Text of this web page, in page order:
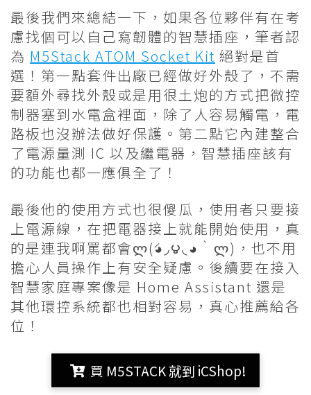
最後我們來總結一下，如果各位夥伴有在考
慮找個可以自己寫韌體的智慧插座，筆者認
為 M5Stack ATOM Socket Kit 絕對是首
選！第一點套件出廠已經做好外殼了，不需
要額外尋找外殼或是用很土炮的方式把微控
制器塞到水電盒裡面，除了人容易觸電，電
路板也沒辦法做好保護。第二點它內建整合
了電源量測 IC 以及繼電器，智慧插座該有
的功能也都一應俱全了！
最後他的使用方式也很傻瓜，使用者只要接
上電源線，在把電器接上就能開始使用，真
的是連我啊罵都會ლ(́◕◞౪◟◕‵ლ)，也不用
擔心人員操作上有安全疑慮。後續要在接入
智慧家庭專案像是 Home Assistant 還是
其他環控系統都也相對容易，真心推薦給各
位！
買 M5STACK 就到 iCShop!